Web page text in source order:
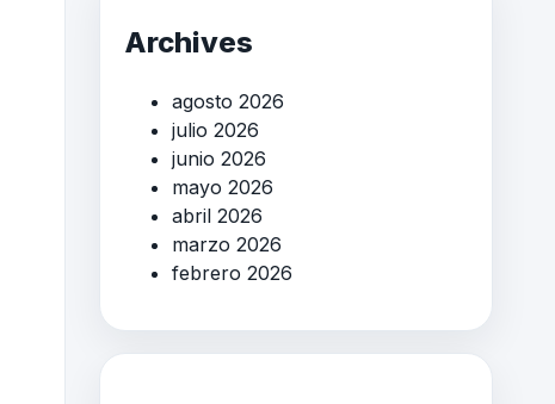
Archives
agosto 2026
julio 2026
junio 2026
mayo 2026
abril 2026
marzo 2026
febrero 2026